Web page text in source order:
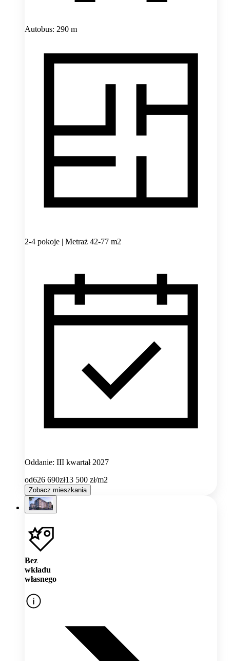
Autobus: 290 m
2-4 pokoje | Metraż 42-77 m2
Oddanie: III kwartał 2027
od626 690zł13 500 zł/m2
Zobacz mieszkania
Bez
wkładu
własnego